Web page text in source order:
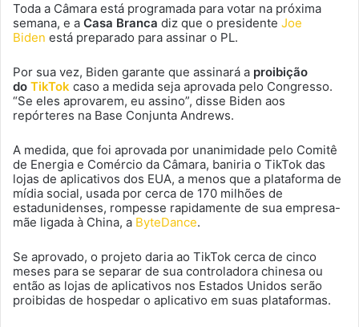
Toda a Câmara está programada para votar na próxima
semana, e a Casa Branca diz que o presidente Joe
Biden está preparado para assinar o PL.
Por sua vez, Biden garante que assinará a proibição
do TikTok caso a medida seja aprovada pelo Congresso.
“Se eles aprovarem, eu assino”, disse Biden aos
repórteres na Base Conjunta Andrews.
A medida, que foi aprovada por unanimidade pelo Comitê
de Energia e Comércio da Câmara, baniria o TikTok das
lojas de aplicativos dos EUA, a menos que a plataforma de
mídia social, usada por cerca de 170 milhões de
estadunidenses, rompesse rapidamente de sua empresa-
mãe ligada à China, a ByteDance.
Se aprovado, o projeto daria ao TikTok cerca de cinco
meses para se separar de sua controladora chinesa ou
então as lojas de aplicativos nos Estados Unidos serão
proibidas de hospedar o aplicativo em suas plataformas.